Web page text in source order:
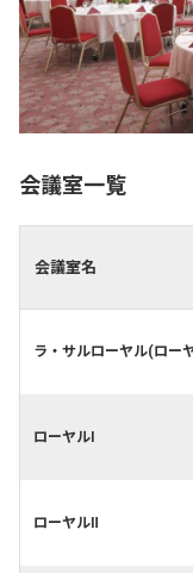
会議室一覧
会議室名
ラ・サルローヤル(ロー
ローヤルⅠ
ローヤルⅡ